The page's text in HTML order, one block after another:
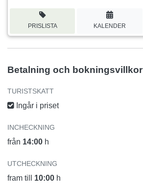
PRISLISTA KALENDER
Betalning och bokningsvillkor
TURISTSKATT
Ingår i priset
INCHECKNING
från 14:00 h
UTCHECKNING
fram till 10:00 h